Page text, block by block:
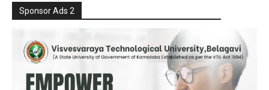
Sponsor Ads 2